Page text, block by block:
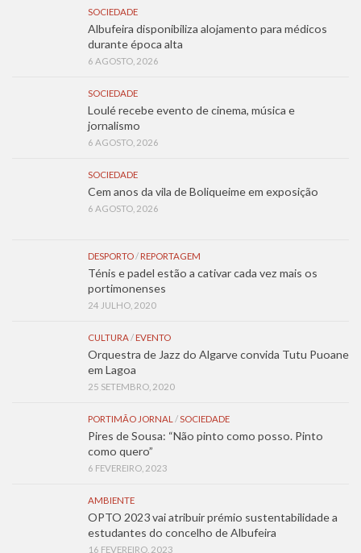
SOCIEDADE
Albufeira disponibiliza alojamento para médicos
durante época alta
6 AGOSTO, 2026
SOCIEDADE
Loulé recebe evento de cinema, música e
jornalismo
6 AGOSTO, 2026
SOCIEDADE
Cem anos da vila de Boliqueime em exposição
6 AGOSTO, 2026
DESPORTO/ REPORTAGEM
Ténis e padel estão a cativar cada vez mais os
portimonenses
24 JULHO, 2020
CULTURA/ EVENTO
Orquestra de Jazz do Algarve convida Tutu Puoane
em Lagoa
25 SETEMBRO, 2020
PORTIMÃO JORNAL /SOCIEDADE
Pires de Sousa: “Não pinto como posso. Pinto
como quero”
6 FEVEREIRO, 2023
AMBIENTE
OPTO 2023 vai atribuir prémio sustentabilidade a
estudantes do concelho de Albufeira
16 FEVEREIRO, 2023